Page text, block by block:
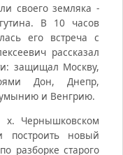
своего земляка -
В 10 часов
его встреча с
рассказал
защищал Москву,
Дон, Днепр,
и Венгрию.
Чернышковском
новый
разборке старого